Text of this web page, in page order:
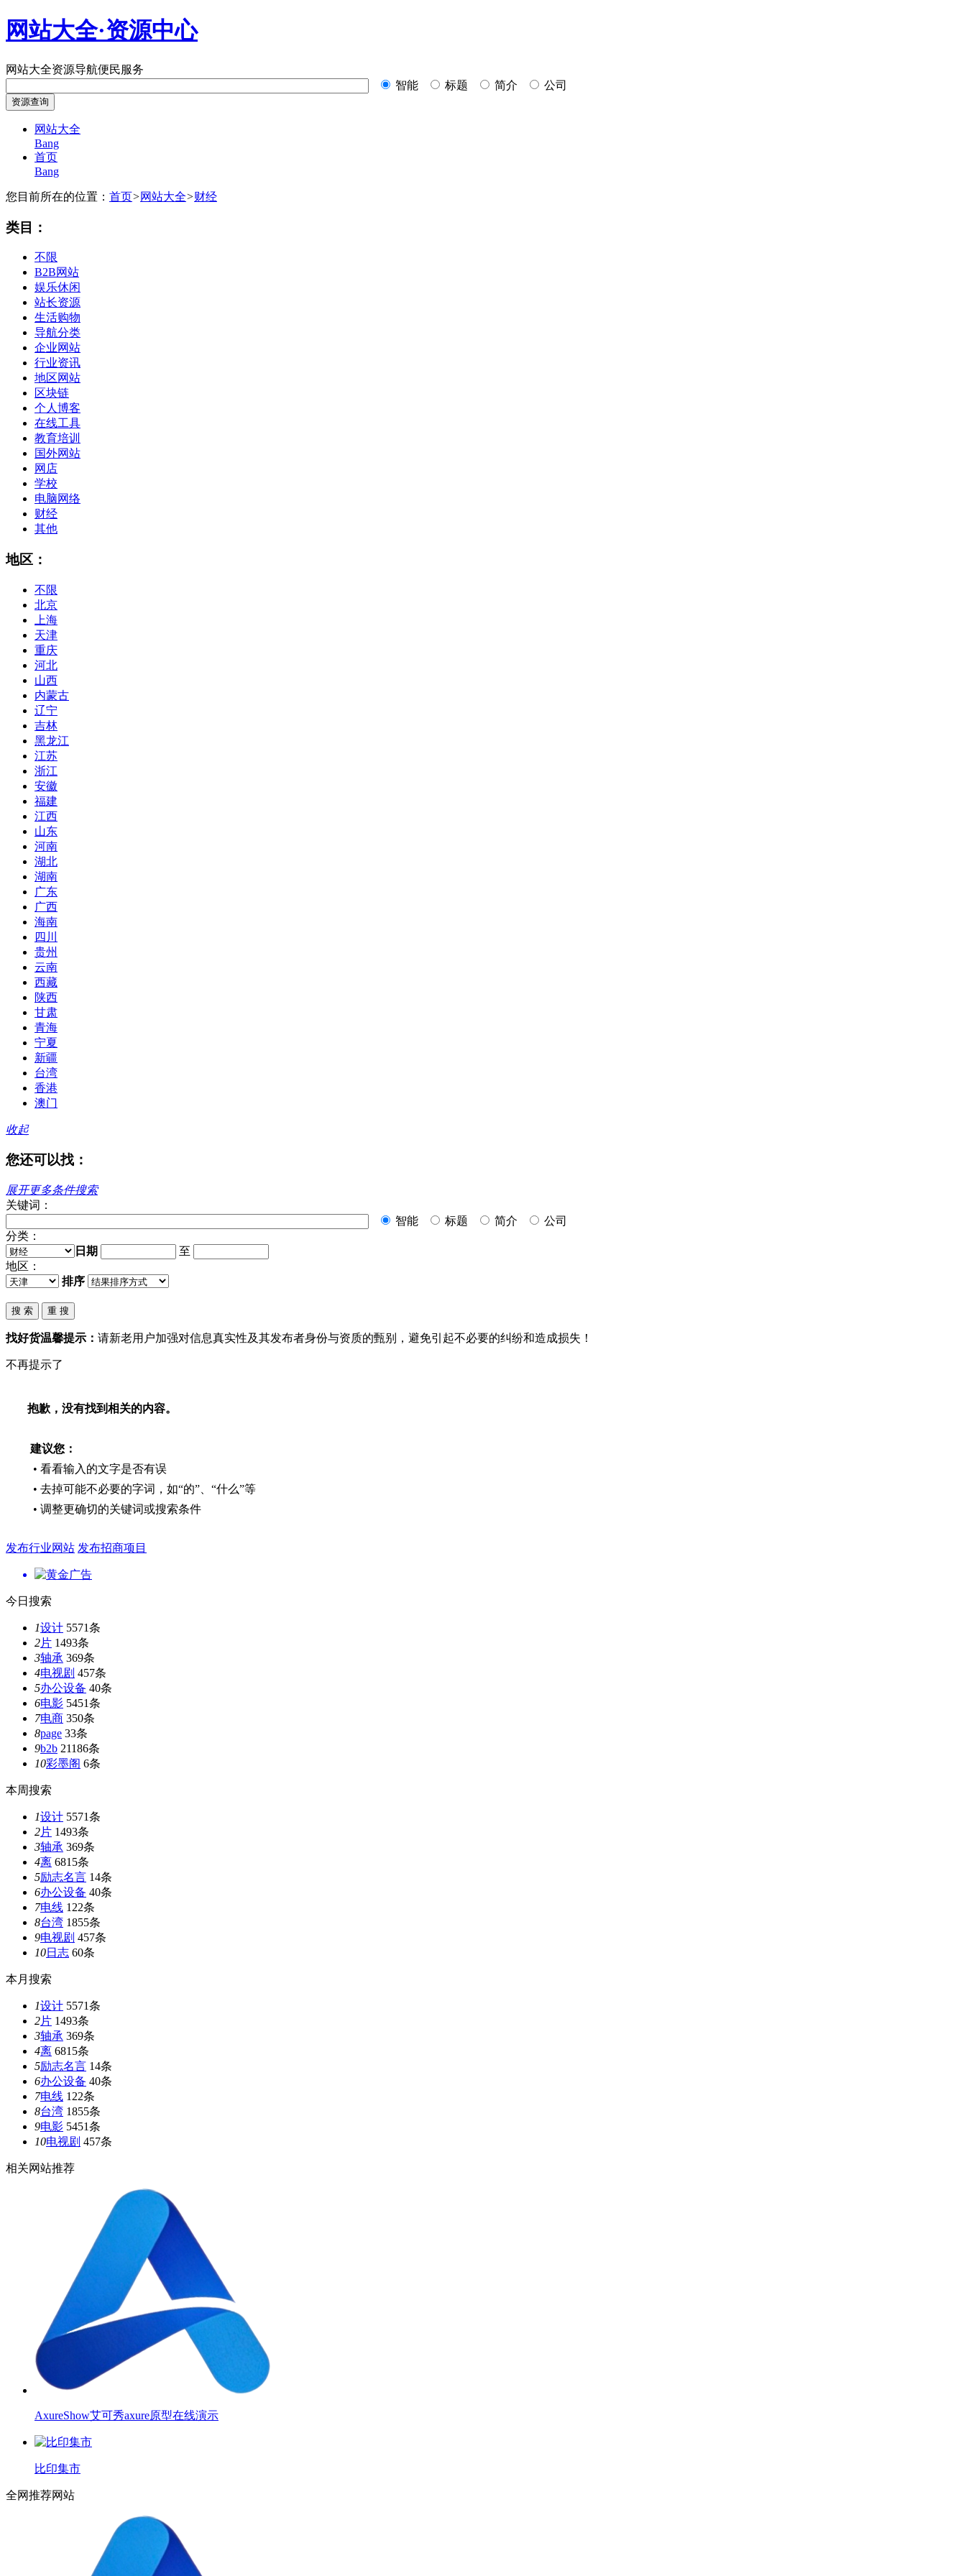
网站大全·资源中心
网站大全资源导航便民服务
智能
标题 简介 公司
网站大全
Bang
首页
Bang
您目前所在的位置： 首页>网站大全>财经
类目：
不限
B2B网站
娱乐休闲
站长资源
生活购物
导航分类
企业网站
行业资讯
地区网站
区块链
个人博客
在线工具
教育培训
国外网站
网店
学校
电脑网络
财经
其他
地区：
不限
北京
上海
天津
重庆
河北
山西
内蒙古
辽宁
吉林
黑龙江
江苏
浙江
安徽
福建
江西
山东
河南
湖北
湖南
广东
广西
海南
四川
贵州
云南
西藏
陕西
甘肃
青海
宁夏
新疆
台湾
香港
澳门
收起
您还可以找：
展开更多条件搜索
关键词：
智能
标题 简介
公司
分类：
日期
至
地区：
排序
找好货温馨提示： 请新老用户加强对信息真实性及其发布者身份与资质的甄别，避免引起不必要的纠纷和造成损失！
不再提示了
抱歉，没有找到相关的内容。
建议您：
• 看看输入的文字是否有误
• 去掉可能不必要的字词，如“的”、“什么”等
• 调整更确切的关键词或搜索条件
发布行业网站 发布招商项目
今日搜索
1设计 5571条
2片 1493条
3轴承 369条
4电视剧 457条
5办公设备 40条
6电影 5451条
7电商 350条
8page 33条
9b2b 21186条
10彩墨阁 6条
本周搜索
1设计 5571条
2片 1493条
3轴承 369条
4离 6815条
5励志名言 14条
6办公设备 40条
7电线 122条
8台湾 1855条
9电视剧 457条
10日志 60条
本月搜索
1设计 5571条
2片 1493条
3轴承 369条
4离 6815条
5励志名言 14条
6办公设备 40条
7电线 122条
8台湾 1855条
9电影 5451条
10电视剧 457条
相关网站推荐
AxureShow艾可秀axure原型在线演示
比印集市
全网推荐网站